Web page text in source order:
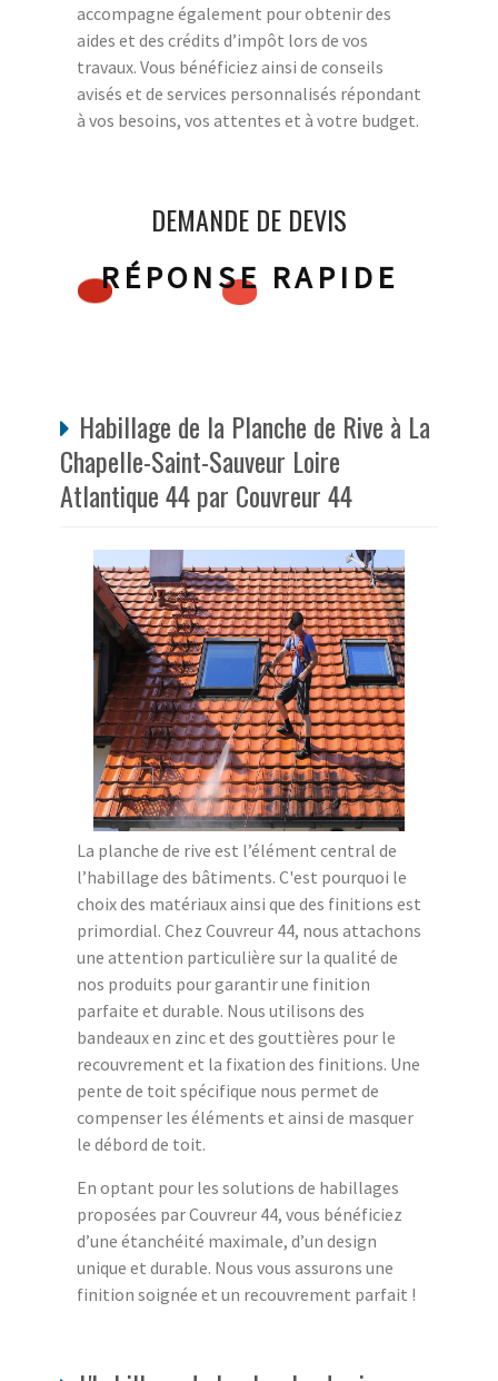
accompagne également pour obtenir des
aides et des crédits d’impôt lors de vos
travaux. Vous bénéficiez ainsi de conseils
avisés et de services personnalisés répondant
à vos besoins, vos attentes et à votre budget.
DEMANDE DE DEVIS
RÉPONSE RAPIDE
Habillage de la Planche de Rive à La
Chapelle-Saint-Sauveur Loire
Atlantique 44 par Couvreur 44
La planche de rive est l’élément central de
l’habillage des bâtiments. C'est pourquoi le
choix des matériaux ainsi que des finitions est
primordial. Chez Couvreur 44, nous attachons
une attention particulière sur la qualité de
nos produits pour garantir une finition
parfaite et durable. Nous utilisons des
bandeaux en zinc et des gouttières pour le
recouvrement et la fixation des finitions. Une
pente de toit spécifique nous permet de
compenser les éléments et ainsi de masquer
le débord de toit.
En optant pour les solutions de habillages
proposées par Couvreur 44, vous bénéficiez
d’une étanchéité maximale, d’un design
unique et durable. Nous vous assurons une
finition soignée et un recouvrement parfait !